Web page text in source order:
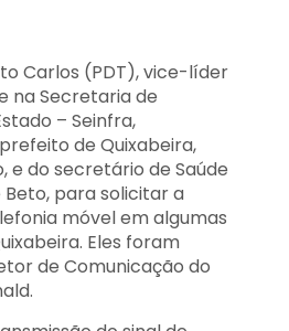
Carlos (PDT), vice-líder
na Secretaria de
– Seinfra,
de Quixabeira,
e do secretário de Saúde
Beto, para solicitar a
móvel em algumas
Eles foram
de Comunicação do